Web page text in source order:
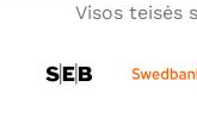
Visos teisės